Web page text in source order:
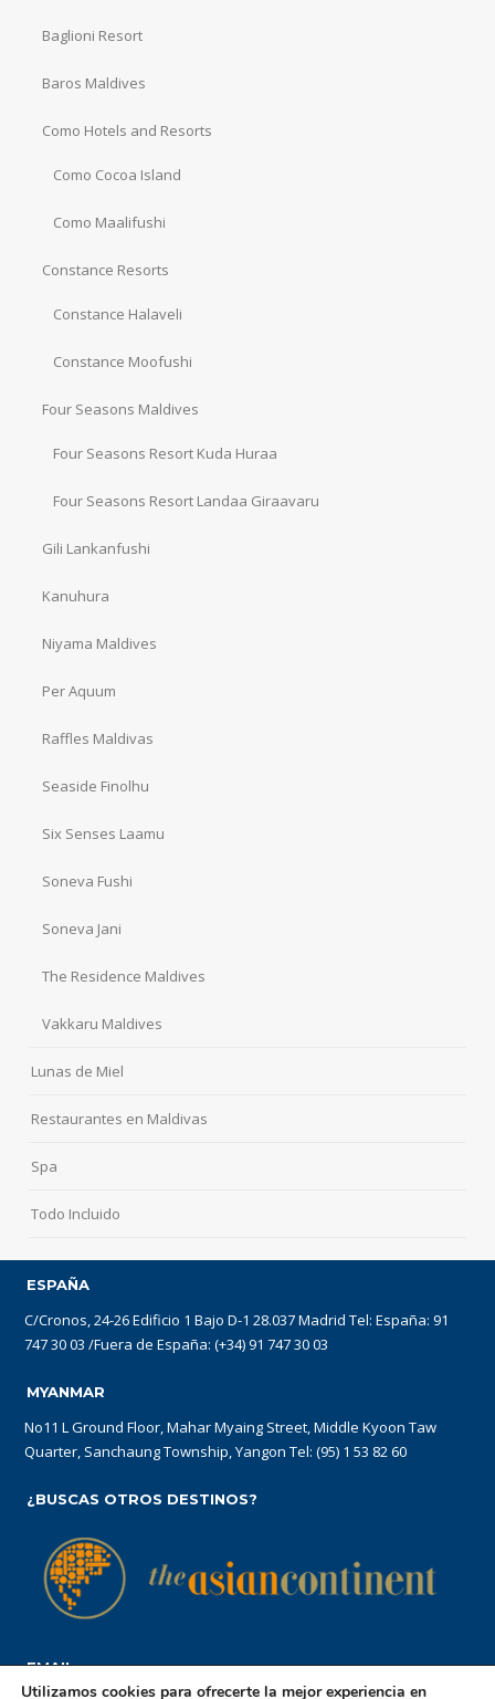
Baglioni Resort
Baros Maldives
Como Hotels and Resorts
Como Cocoa Island
Como Maalifushi
Constance Resorts
Constance Halaveli
Constance Moofushi
Four Seasons Maldives
Four Seasons Resort Kuda Huraa
Four Seasons Resort Landaa Giraavaru
Gili Lankanfushi
Kanuhura
Niyama Maldives
Per Aquum
Raffles Maldivas
Seaside Finolhu
Six Senses Laamu
Soneva Fushi
Soneva Jani
The Residence Maldives
Vakkaru Maldives
Lunas de Miel
Restaurantes en Maldivas
Spa
Todo Incluido
ESPAÑA
C/Cronos, 24-26 Edificio 1 Bajo D-1 28.037 Madrid Tel: España: 91
747 30 03 /Fuera de España: (+34) 91 747 30 03
MYANMAR
No11 L Ground Floor, Mahar Myaing Street, Middle Kyoon Taw
Quarter, Sanchaung Township, Yangon Tel: (95) 1 53 82 60
¿BUSCAS OTROS DESTINOS?
EMAIL
Utilizamos cookies para ofrecerte la mejor experiencia en